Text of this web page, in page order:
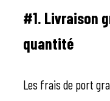
#1. Livraison
quantité
Les frais de port